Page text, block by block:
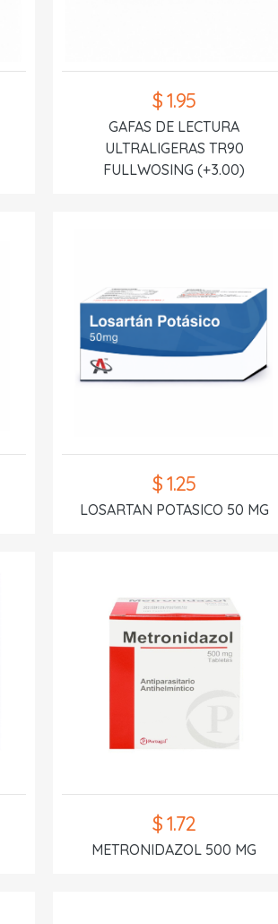
$ 1.95
GAFAS DE LECTURA
ULTRALIGERAS TR90
FULLWOSING (+3.00)
$ 1.25
LOSARTAN POTASICO 50 MG
$ 1.72
METRONIDAZOL 500 MG